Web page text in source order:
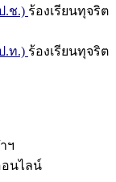
.ช.) ร้องเรียนทุจริต
.ท.) ร้องเรียนทุจริต
ฯ
นไลน์